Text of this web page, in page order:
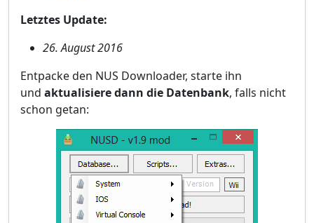
Letztes Update:
26. August 2016
Entpacke den NUS Downloader, starte ihn
und aktualisiere dann die Datenbank, falls nicht
schon getan: